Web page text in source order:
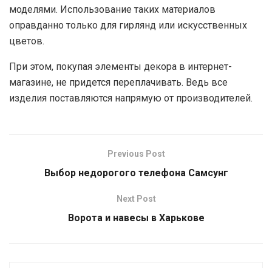
моделями. Использование таких материалов
оправданно только для гирлянд или искусственных
цветов.
При этом, покупая элементы декора в интернет-
магазине, не придется переплачивать. Ведь все
изделия поставляются напрямую от производителей.
Previous Post
Выбор недорогого телефона Самсунг
Next Post
Ворота и навесы в Харькове